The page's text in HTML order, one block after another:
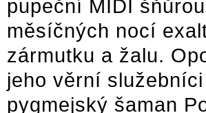
pupeční MIDI
měsíčných nocí
zármutku a žalu.
jeho věrní
pygmejský šaman